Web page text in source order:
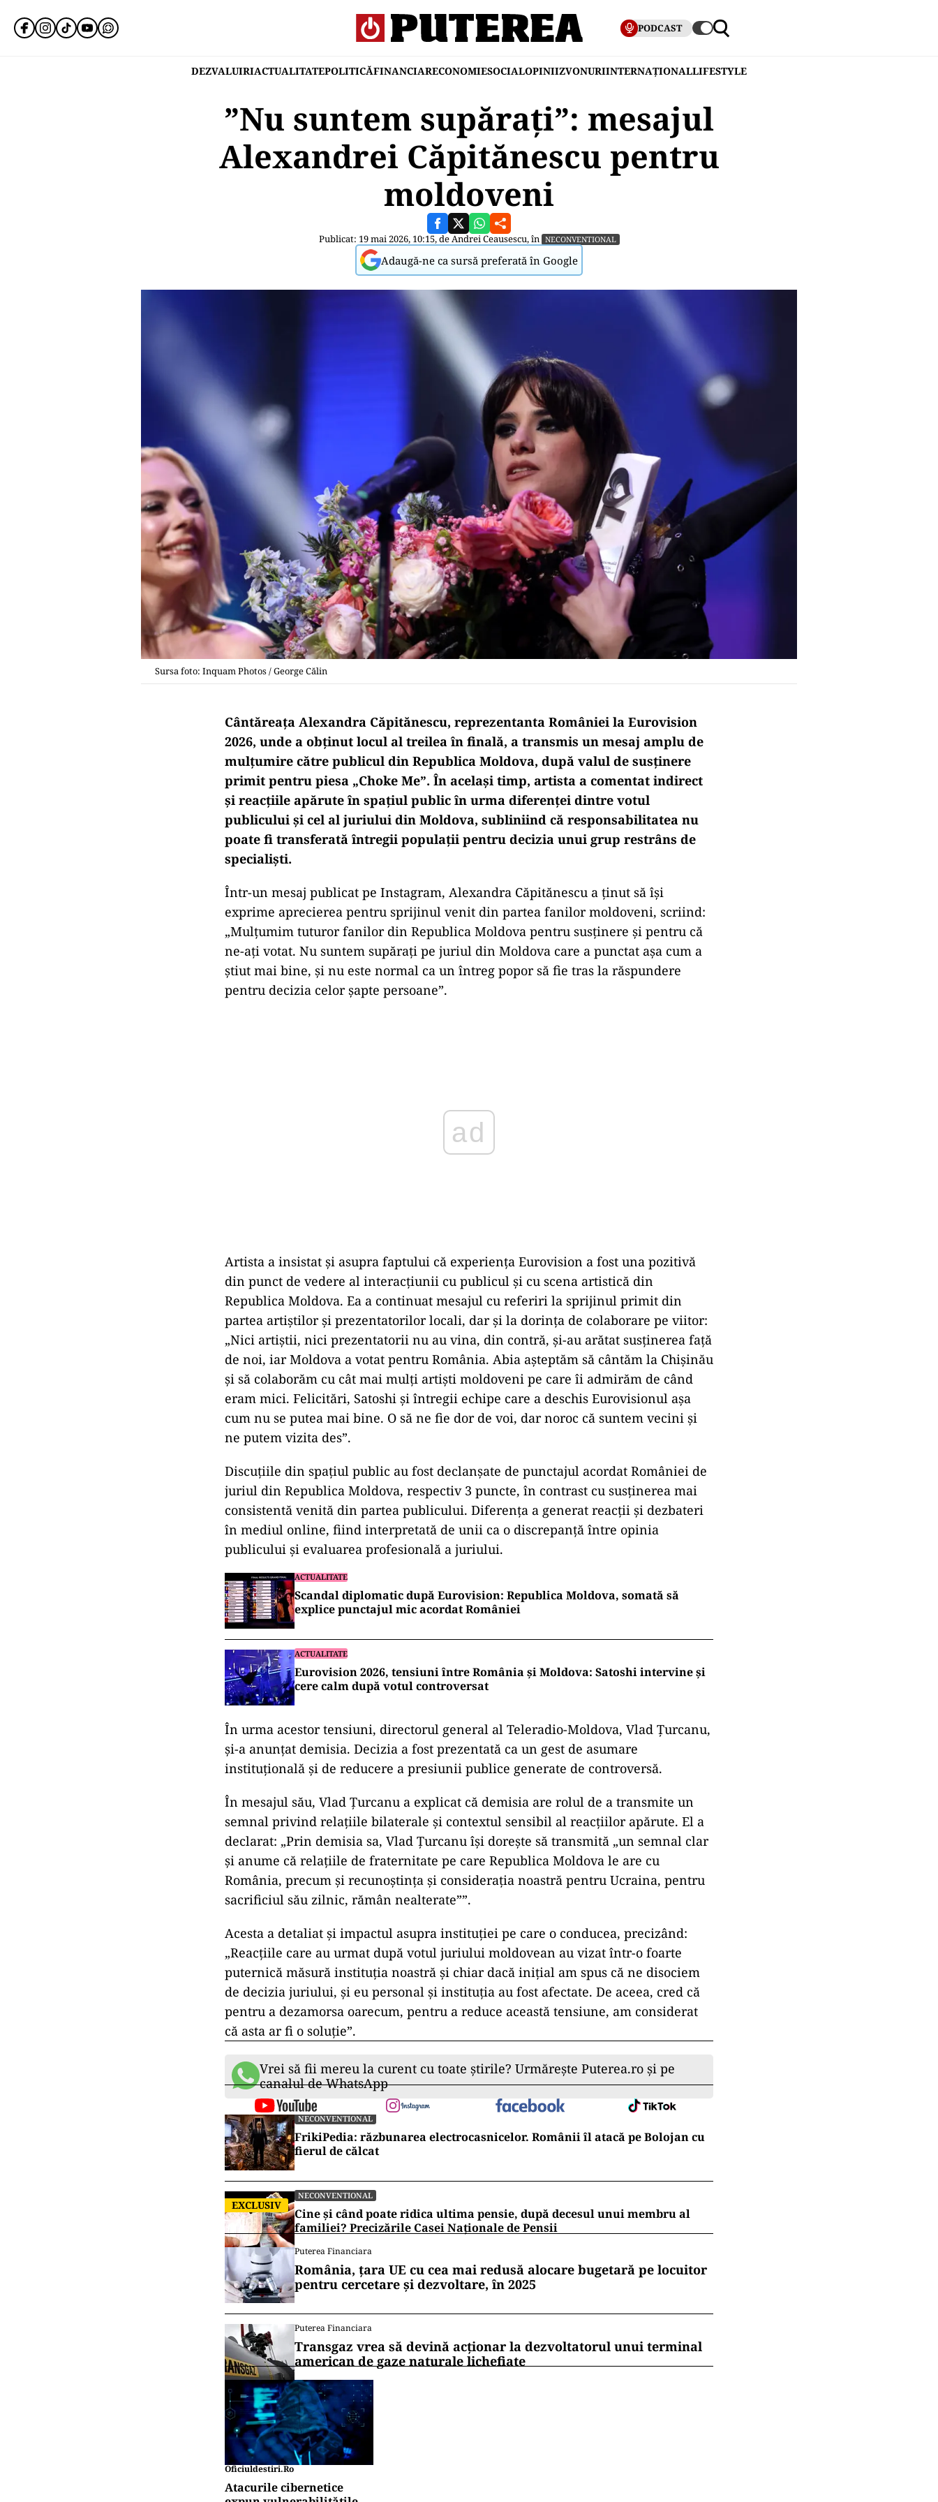
PODCAST
DEZVALUIRIACTUALITATEPOLITICĂFINANCIARECONOMIESOCIALOPINIIZVONURIINTERNAȚIONALLIFESTYLE
”Nu suntem supărați”: mesajul
Alexandrei Căpitănescu pentru
moldoveni
Publicat: 19 mai 2026, 10:15, deAndrei Ceausescu, în NECONVENTIONAL
Adaugă-ne ca sursă preferată în Google
Sursa foto: Inquam Photos / George Călin
Cântăreața Alexandra Căpitănescu, reprezentanta României la Eurovision
2026, unde a obținut locul al treilea în finală, a transmis un mesaj amplu de
mulțumire către publicul din Republica Moldova, după valul de susținere
primit pentru piesa „Choke Me”. În același timp, artista a comentat indirect
și reacțiile apărute în spațiul public în urma diferenței dintre votul
publicului și cel al juriului din Moldova, subliniind că responsabilitatea nu
poate fi transferată întregii populații pentru decizia unui grup restrâns de
specialiști.
Într-un mesaj publicat pe Instagram, Alexandra Căpitănescu a ținut să își
exprime aprecierea pentru sprijinul venit din partea fanilor moldoveni, scriind:
„Mulţumim tuturor fanilor din Republica Moldova pentru susţinere şi pentru că
ne-aţi votat. Nu suntem supăraţi pe juriul din Moldova care a punctat aşa cum a
ştiut mai bine, şi nu este normal ca un întreg popor să fie tras la răspundere
pentru decizia celor şapte persoane”.
Artista a insistat și asupra faptului că experiența Eurovision a fost una pozitivă
din punct de vedere al interacțiunii cu publicul și cu scena artistică din
Republica Moldova. Ea a continuat mesajul cu referiri la sprijinul primit din
partea artiștilor și prezentatorilor locali, dar și la dorința de colaborare pe viitor:
„Nici artiştii, nici prezentatorii nu au vina, din contră, şi-au arătat susţinerea faţă
de noi, iar Moldova a votat pentru România. Abia aşteptăm să cântăm la Chişinău
şi să colaborăm cu cât mai mulţi artişti moldoveni pe care îi admirăm de când
eram mici. Felicitări, Satoshi şi întregii echipe care a deschis Eurovisionul aşa
cum nu se putea mai bine. O să ne fie dor de voi, dar noroc că suntem vecini şi
ne putem vizita des”.
Discuțiile din spațiul public au fost declanșate de punctajul acordat României de
juriul din Republica Moldova, respectiv 3 puncte, în contrast cu susținerea mai
consistentă venită din partea publicului. Diferența a generat reacții și dezbateri
în mediul online, fiind interpretată de unii ca o discrepanță între opinia
publicului și evaluarea profesională a juriului.
ACTUALITATE
Scandal diplomatic după Eurovision: Republica Moldova, somată să
explice punctajul mic acordat României
ACTUALITATE
Eurovision 2026, tensiuni între România și Moldova: Satoshi intervine și
cere calm după votul controversat
În urma acestor tensiuni, directorul general al Teleradio-Moldova, Vlad Țurcanu,
și-a anunțat demisia. Decizia a fost prezentată ca un gest de asumare
instituțională și de reducere a presiunii publice generate de controversă.
În mesajul său, Vlad Țurcanu a explicat că demisia are rolul de a transmite un
semnal privind relațiile bilaterale și contextul sensibil al reacțiilor apărute. El a
declarat: „Prin demisia sa, Vlad Ţurcanu îşi doreşte să transmită „un semnal clar
şi anume că relaţiile de fraternitate pe care Republica Moldova le are cu
România, precum şi recunoştinţa şi consideraţia noastră pentru Ucraina, pentru
sacrificiul său zilnic, rămân nealterate””.
Acesta a detaliat și impactul asupra instituției pe care o conducea, precizând:
„Reacţiile care au urmat după votul juriului moldovean au vizat într-o foarte
puternică măsură instituţia noastră şi chiar dacă iniţial am spus că ne disociem
de decizia juriului, şi eu personal şi instituţia au fost afectate. De aceea, cred că
pentru a dezamorsa oarecum, pentru a reduce această tensiune, am considerat
că asta ar fi o soluţie”.
Vrei să fii mereu la curent cu toate știrile? Urmărește Puterea.ro și pe
canalul de WhatsApp
NECONVENTIONAL
FrikiPedia: răzbunarea electrocasnicelor. Românii îl atacă pe Bolojan cu
fierul de călcat
EXCLUSIV
NECONVENTIONAL
Cine și când poate ridica ultima pensie, după decesul unui membru al
familiei? Precizările Casei Naționale de Pensii
Puterea Financiara
România, țara UE cu cea mai redusă alocare bugetară pe locuitor
pentru cercetare și dezvoltare, în 2025
Puterea Financiara
Transgaz vrea să devină acționar la dezvoltatorul unui terminal
american de gaze naturale lichefiate
Oficiuldestiri.ro
Atacurile cibernetice